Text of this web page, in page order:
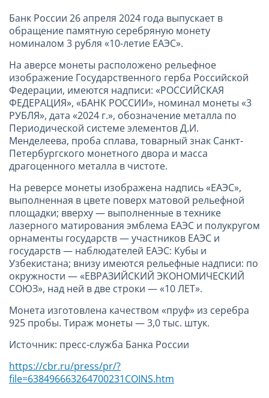
Банк России 26 апреля 2024 года выпускает в
обращение памятную серебряную монету
номиналом 3 рубля «10-летие ЕАЭС».
На аверсе монеты расположено рельефное
изображение Государственного герба Российской
Федерации, имеются надписи: «РОССИЙСКАЯ
ФЕДЕРАЦИЯ», «БАНК РОССИИ», номинал монеты «3
РУБЛЯ», дата «2024 г.», обозначение металла по
Периодической системе элементов Д.И.
Менделеева, проба сплава, товарный знак Санкт-
Петербургского монетного двора и масса
драгоценного металла в чистоте.
На реверсе монеты изображена надпись «ЕАЭС»,
выполненная в цвете поверх матовой рельефной
площадки; вверху — выполненные в технике
лазерного матирования эмблема ЕАЭС и полукругом
орнаменты государств — участников ЕАЭС и
государств — наблюдателей ЕАЭС: Кубы и
Узбекистана; внизу имеются рельефные надписи: по
окружности — «ЕВРАЗИЙСКИЙ ЭКОНОМИЧЕСКИЙ
СОЮЗ», над ней в две строки — «10 ЛЕТ».
Монета изготовлена качеством «пруф» из серебра
925 пробы. Тираж монеты — 3,0 тыс. штук.
Источник: пресс-служба Банка России
https://cbr.ru/press/pr/?
file=638496663264700231COINS.htm